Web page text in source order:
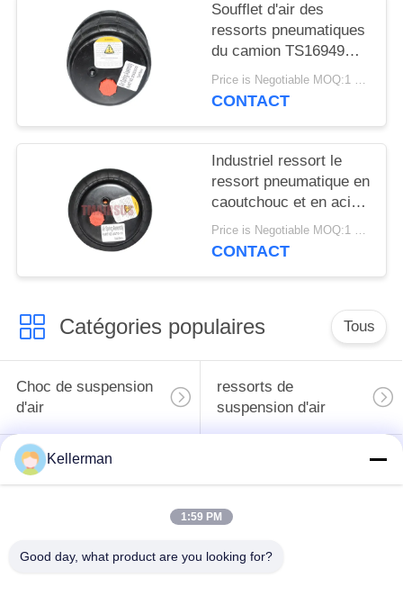
INTIMITÉ
POLITIQUE
Soufflet d'air des
ressorts pneumatiques
du camion TS16949
2S2300 2E2300
Price is Negotiable MOQ:1 PC
CONTACT
Industriel ressort le
ressort pneumatique en
caoutchouc et en acier
de 2E6*6 2S70-13
Price is Negotiable MOQ:1 PC
CONTACT
Catégories populaires Tous
Choc de suspension
d'air
ressorts de
suspension d'air
pièces de suspension
d'air de Mercedes-
Pièces de
Absorbeur de choc de
Kellerman
1:59 PM
Good day, what product are you looking for?